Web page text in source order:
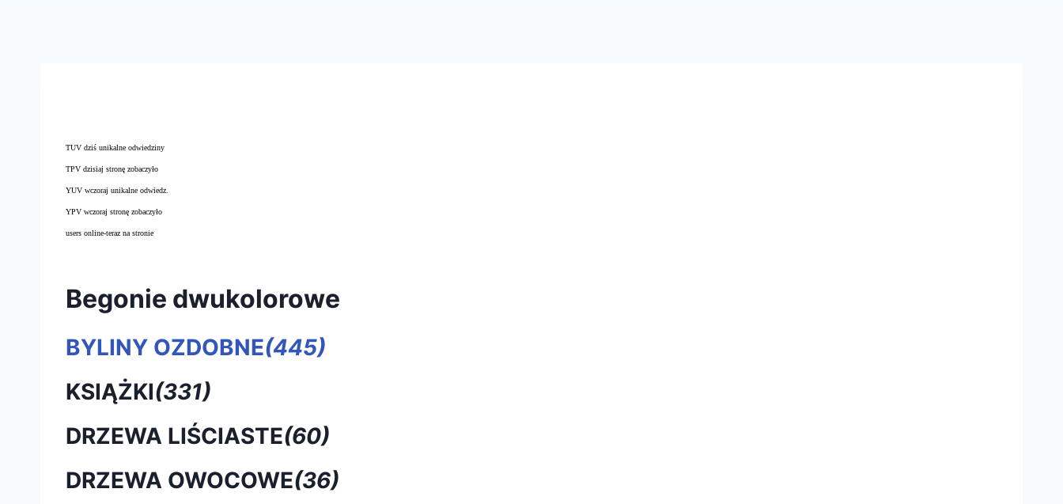
TUV dziś unikalne odwiedziny
TPV dzisiaj stronę zobaczyło
YUV wczoraj unikalne odwiedz.
YPV wczoraj stronę zobaczyło
users online-teraz na stronie
Begonie dwukolorowe
BYLINY OZDOBNE(445)
KSIĄŻKI(331)
DRZEWA LIŚCIASTE(60)
DRZEWA OWOCOWE(36)